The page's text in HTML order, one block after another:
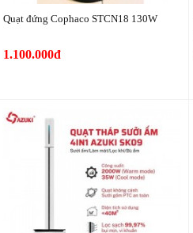
Quạt đứng Cophaco STCN18 130W
1.100.000đ